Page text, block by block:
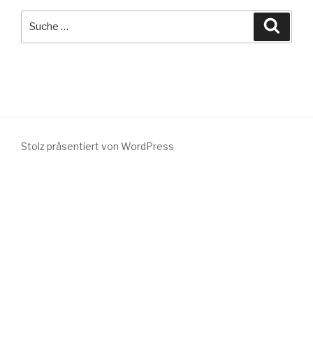
Stolz präsentiert von WordPress